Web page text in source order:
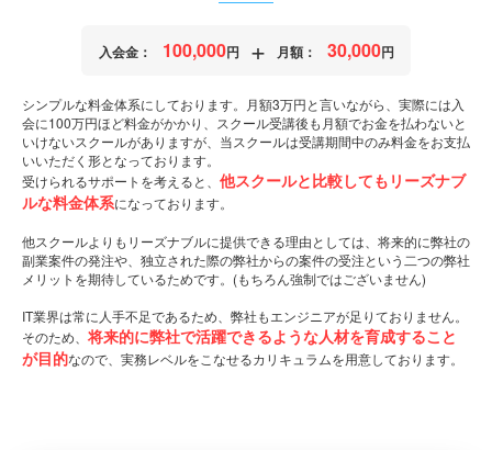
入会金： 100,000円 + 月額： 30,000円
シンプルな料金体系にしております。月額3万円と言いながら、実際には入
会に100万円ほど料金がかかり、
スクール受講後も月額でお金を払わないと
いけないスクールがありますが、 当スクールは受講期間中のみ料金をお支払
いいただく形となっております。
受けられるサポートを考えると、 他スクールと比較してもリーズナブ
ルな料金体系になっております。
他スクールよりもリーズナブルに提供できる理由としては、将来的に弊社の
副業案件の発注や、 独立された際の弊社からの案件の受注という二つの弊社
メリットを期待しているためです。(もちろん強制ではございません)
IT業界は常に人手不足であるため、弊社もエンジニアが足りておりません。
そのため、 将来的に弊社で活躍できるような人材を育成すること
が目的なので、 実務レベルをこなせるカリキュラムを用意しております。